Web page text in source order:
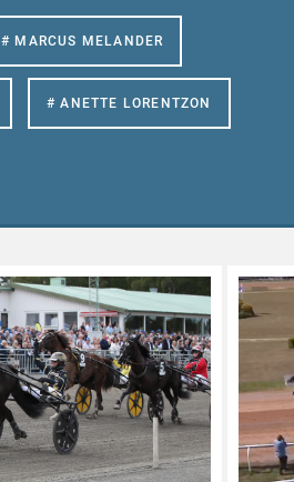
# MARCUS MELANDER
# ANETTE LORENTZON